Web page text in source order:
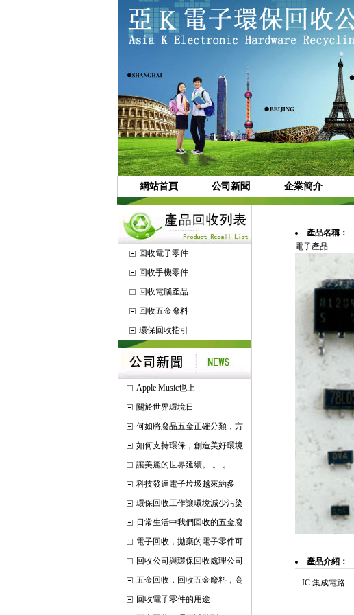
網站首頁 公司新聞 企業簡介
回收電子零件
回收手機零件
回收電腦產品
回收五金廢料
環保回收指引
Apple Music也上
關於世界環境日
何如將廢品五金正確分類，方
如何支持環保，創造美好環境
讓美麗的世界延續。 。 。
科技發達電子垃圾越來約多
環保回收工作讓環境減少污染
日常生活中我們回收的五金廢
電子回收，拋棄的電子零件可
回收公司與環保回收處理公司
五金回收，回收五金廢料，高
回收電子零件的用途
產品名稱：
電子產品
產品介紹：
IC 集成電路